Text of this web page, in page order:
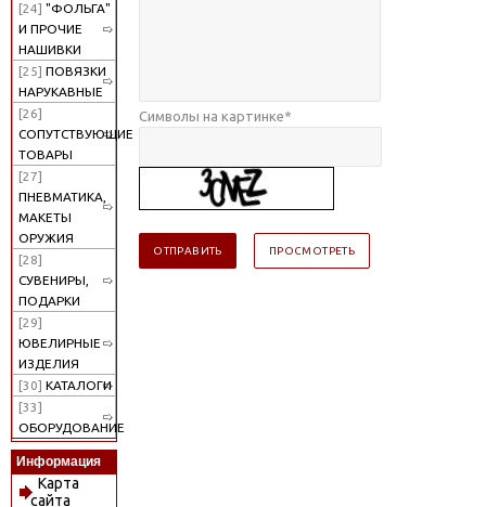
[24] "ФОЛЬГА"
И ПРОЧИЕ
НАШИВКИ
[25] ПОВЯЗКИ
НАРУКАВНЫЕ
[26]
СОПУТСТВУЮЩИЕ
ТОВАРЫ
[27]
ПНЕВМАТИКА,
МАКЕТЫ
ОРУЖИЯ
[28]
СУВЕНИРЫ,
ПОДАРКИ
[29]
ЮВЕЛИРНЫЕ
ИЗДЕЛИЯ
[30] КАТАЛОГИ
[33]
ОБОРУДОВАНИЕ
Информация
Карта
сайта
Символы на картинке*